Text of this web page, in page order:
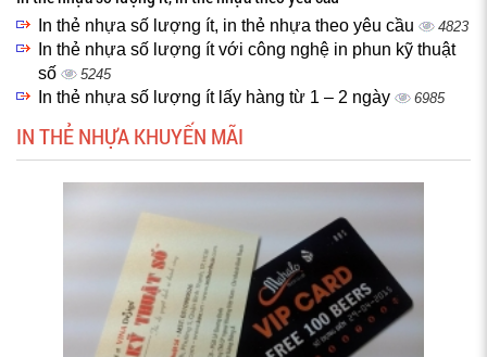
In thẻ nhựa số lượng ít, in thẻ nhựa theo yêu cầu 4823
In thẻ nhựa số lượng ít với công nghệ in phun kỹ thuật
số
5245
In thẻ nhựa số lượng ít lấy hàng từ 1 – 2 ngày 6985
IN THẺ NHỰA KHUYẾN MÃI